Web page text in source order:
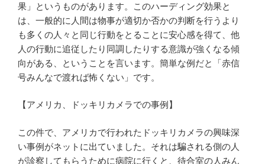
果」というものがあります。このハーディング効果と
は、一般的に人間は物事が適切か否かの判断を行うより
も多くの人々と同じ行動をとることに安心感を得て、他
人の行動に追従したり同調したりする意識が強くなる傾
向がある、ということを言います。簡単な例だと「赤信
号みんなで渡れば怖くない」です。
【アメリカ、ドッキリカメラでの事例】
この件で、アメリカで行われたドッキリカメラの興味深
い事例がネットに出ていました。それは騙される側の人
が診察してもらうために病院に行くと、待合室の人みん